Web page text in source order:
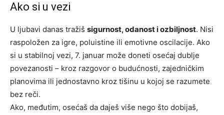
Ako si u vezi
U ljubavi danas tražiš sigurnost, odanost i ozbiljnost. Nisi
raspoložen za igre, poluistine ili emotivne oscilacije. Ako
si u stabilnoj vezi, 7. januar može doneti osećaj dublje
povezanosti – kroz razgovor o budućnosti, zajedničkim
planovima ili jednostavno kroz tišinu u kojoj se razumete
bez reči.
Ako, međutim, osećaš da daješ više nego što dobijaš,